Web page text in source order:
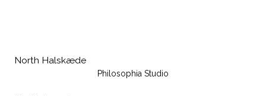
North Halskæde
Philosophia Studio